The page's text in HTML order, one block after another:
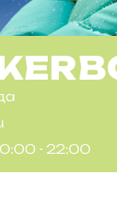
- 22:00